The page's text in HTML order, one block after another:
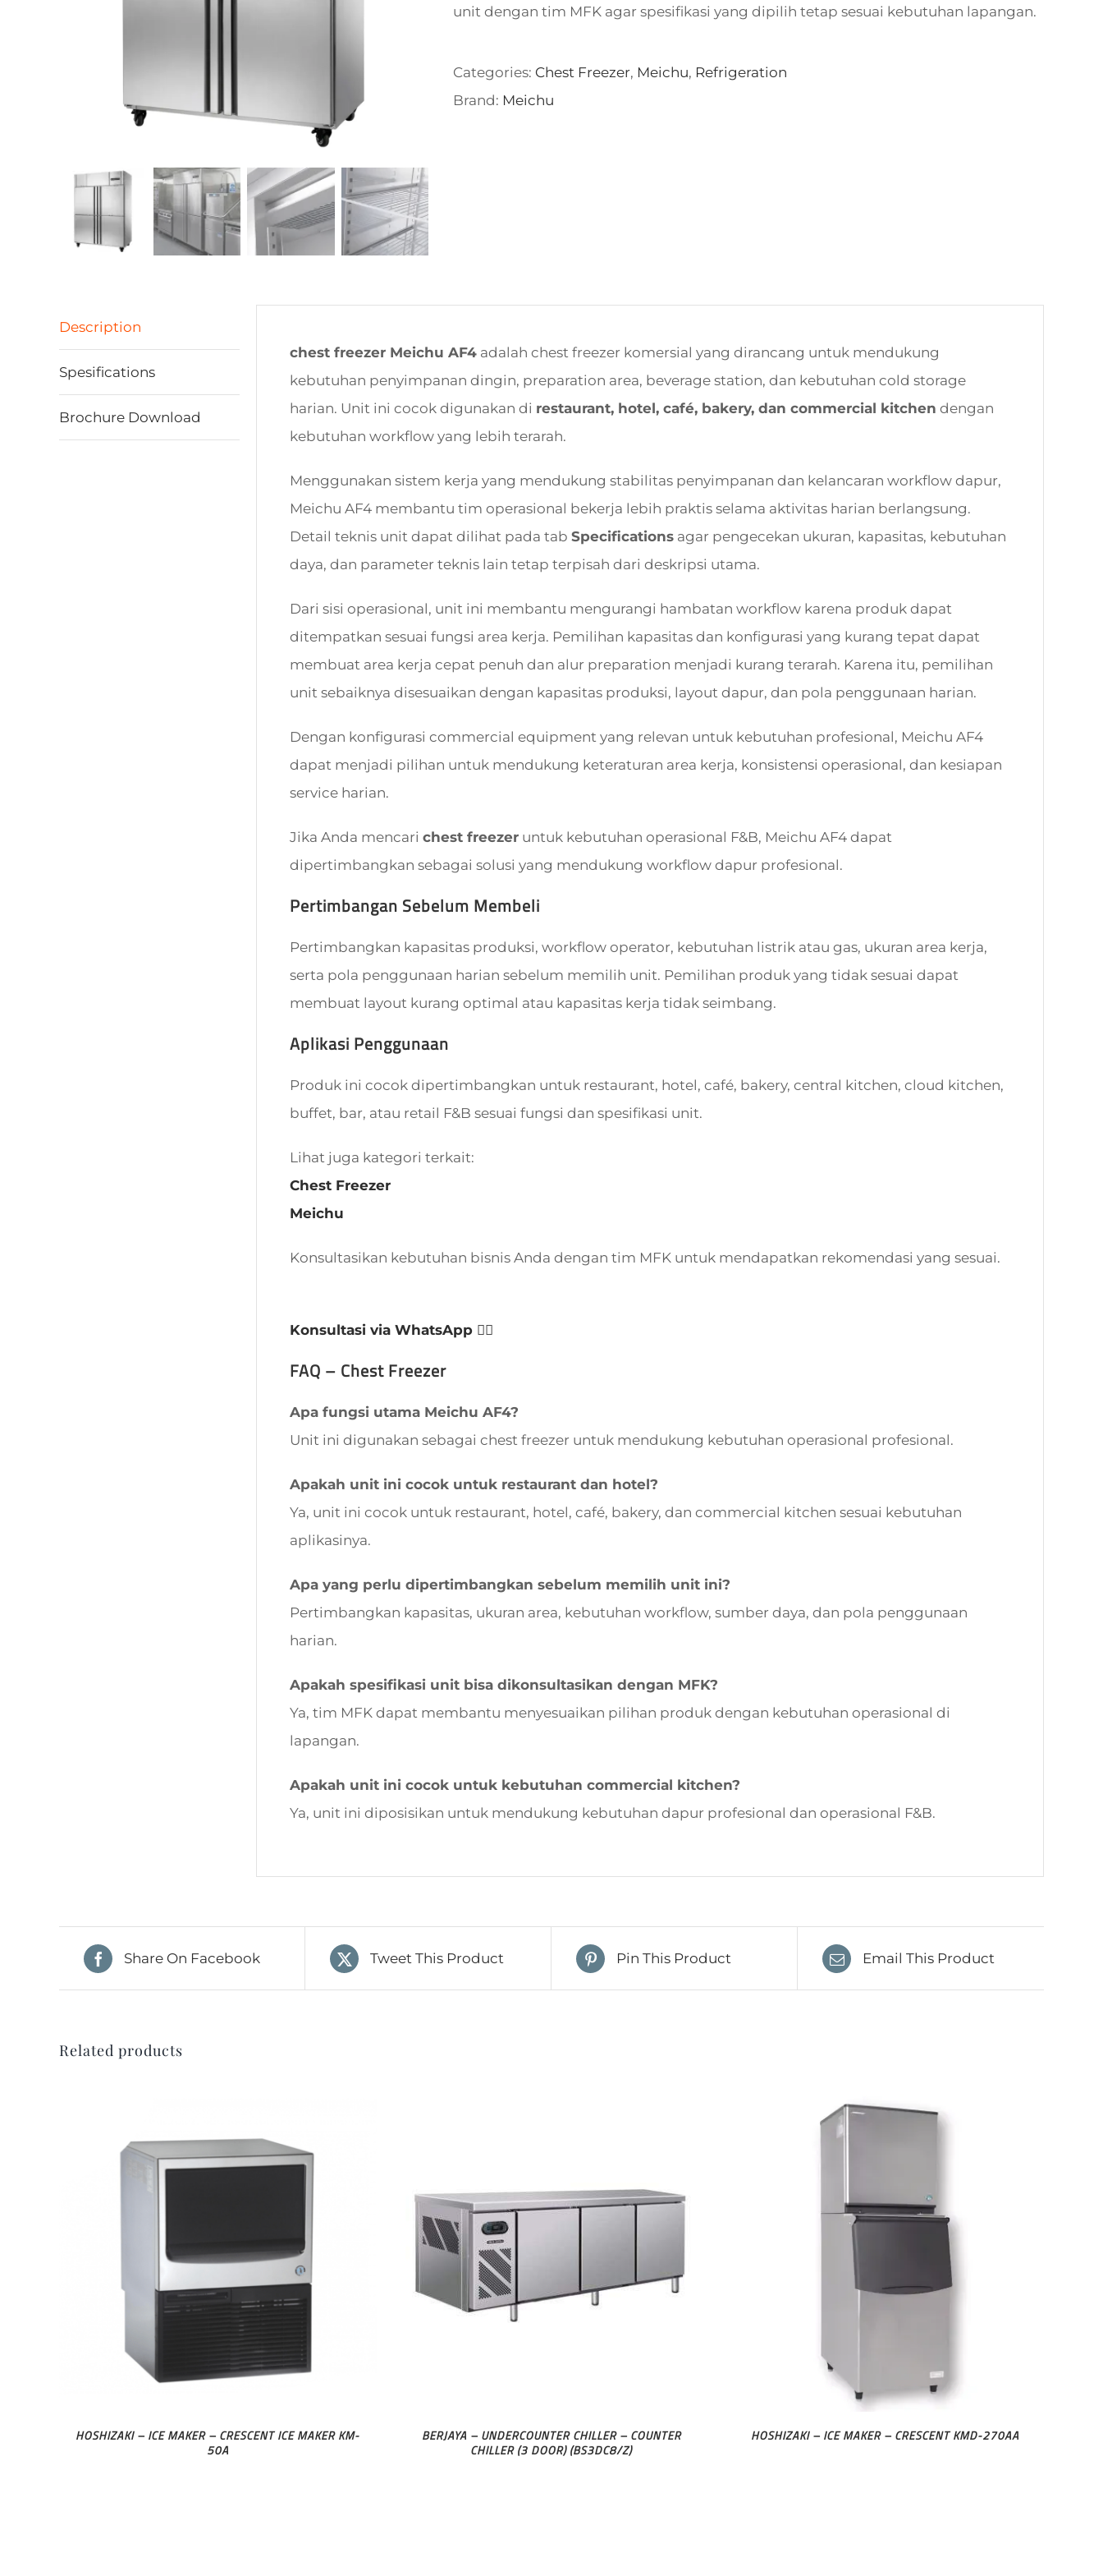
unit dengan tim MFK agar spesifikasi yang dipilih tetap sesuai kebutuhan lapangan.
Categories: Chest Freezer, Meichu, Refrigeration
Brand: Meichu
Description
Spesifications
Brochure Download
chest freezer Meichu AF4 adalah chest freezer komersial yang dirancang untuk mendukung
kebutuhan penyimpanan dingin, preparation area, beverage station, dan kebutuhan cold storage
harian. Unit ini cocok digunakan di restaurant, hotel, café, bakery, dan commercial kitchen dengan
kebutuhan workflow yang lebih terarah.
Menggunakan sistem kerja yang mendukung stabilitas penyimpanan dan kelancaran workflow dapur,
Meichu AF4 membantu tim operasional bekerja lebih praktis selama aktivitas harian berlangsung.
Detail teknis unit dapat dilihat pada tab Specifications agar pengecekan ukuran, kapasitas, kebutuhan
daya, dan parameter teknis lain tetap terpisah dari deskripsi utama.
Dari sisi operasional, unit ini membantu mengurangi hambatan workflow karena produk dapat
ditempatkan sesuai fungsi area kerja. Pemilihan kapasitas dan konfigurasi yang kurang tepat dapat
membuat area kerja cepat penuh dan alur preparation menjadi kurang terarah. Karena itu, pemilihan
unit sebaiknya disesuaikan dengan kapasitas produksi, layout dapur, dan pola penggunaan harian.
Dengan konfigurasi commercial equipment yang relevan untuk kebutuhan profesional, Meichu AF4
dapat menjadi pilihan untuk mendukung keteraturan area kerja, konsistensi operasional, dan kesiapan
service harian.
Jika Anda mencari chest freezer untuk kebutuhan operasional F&B, Meichu AF4 dapat
dipertimbangkan sebagai solusi yang mendukung workflow dapur profesional.
Pertimbangan Sebelum Membeli
Pertimbangkan kapasitas produksi, workflow operator, kebutuhan listrik atau gas, ukuran area kerja,
serta pola penggunaan harian sebelum memilih unit. Pemilihan produk yang tidak sesuai dapat
membuat layout kurang optimal atau kapasitas kerja tidak seimbang.
Aplikasi Penggunaan
Produk ini cocok dipertimbangkan untuk restaurant, hotel, café, bakery, central kitchen, cloud kitchen,
buffet, bar, atau retail F&B sesuai fungsi dan spesifikasi unit.
Lihat juga kategori terkait:
Chest Freezer
Meichu
Konsultasikan kebutuhan bisnis Anda dengan tim MFK untuk mendapatkan rekomendasi yang sesuai.
Konsultasi via WhatsApp 👈🏻
FAQ – Chest Freezer
Apa fungsi utama Meichu AF4?
Unit ini digunakan sebagai chest freezer untuk mendukung kebutuhan operasional profesional.
Apakah unit ini cocok untuk restaurant dan hotel?
Ya, unit ini cocok untuk restaurant, hotel, café, bakery, dan commercial kitchen sesuai kebutuhan
aplikasinya.
Apa yang perlu dipertimbangkan sebelum memilih unit ini?
Pertimbangkan kapasitas, ukuran area, kebutuhan workflow, sumber daya, dan pola penggunaan
harian.
Apakah spesifikasi unit bisa dikonsultasikan dengan MFK?
Ya, tim MFK dapat membantu menyesuaikan pilihan produk dengan kebutuhan operasional di
lapangan.
Apakah unit ini cocok untuk kebutuhan commercial kitchen?
Ya, unit ini diposisikan untuk mendukung kebutuhan dapur profesional dan operasional F&B.
Share On Facebook Tweet This Product Pin This Product Email This Product
Related products
HOSHIZAKI – ICE MAKER – CRESCENT ICE MAKER KM-
50A
BERJAYA – UNDERCOUNTER CHILLER – COUNTER
CHILLER (3 DOOR) (BS3DC8/Z)
HOSHIZAKI – ICE MAKER – CRESCENT KMD-270AA